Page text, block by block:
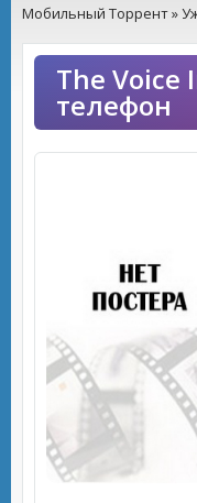
Мобильный Торрент»
The Voice
телефон